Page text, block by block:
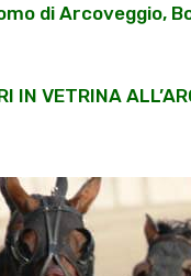
di Arcoveggio,
IN VETRINA